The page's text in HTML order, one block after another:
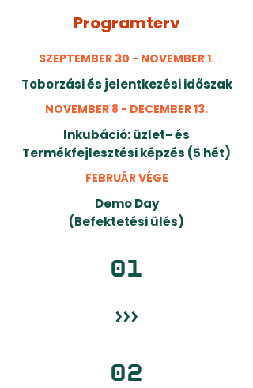
Programterv
SZEPTEMBER 30 - NOVEMBER 1.
Toborzási és jelentkezési időszak
NOVEMBER 8 - DECEMBER 13.
Inkubáció: üzlet- és
Termékfejlesztési képzés (5 hét)
FEBRUÁR VÉGE
Demo Day
(Befektetési ülés)
01
›››
02